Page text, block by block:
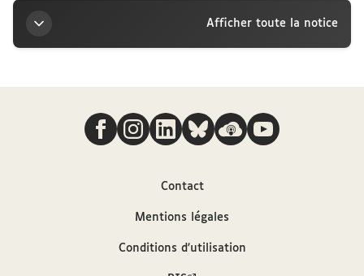
Afficher toute la notice
Titre
Lettre de Joseph Reinach à la marquise Arconati-
Visconti, Paris, jeudi
Nous suivre
Contact
Mentions légales
Conditions d'utilisation